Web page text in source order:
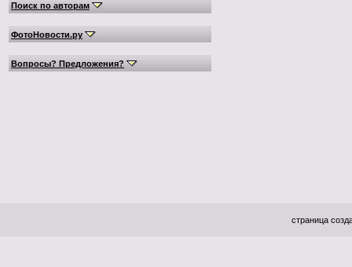
Поиск по авторам
ФотоНовости.ру
Вопросы? Предложения?
страница